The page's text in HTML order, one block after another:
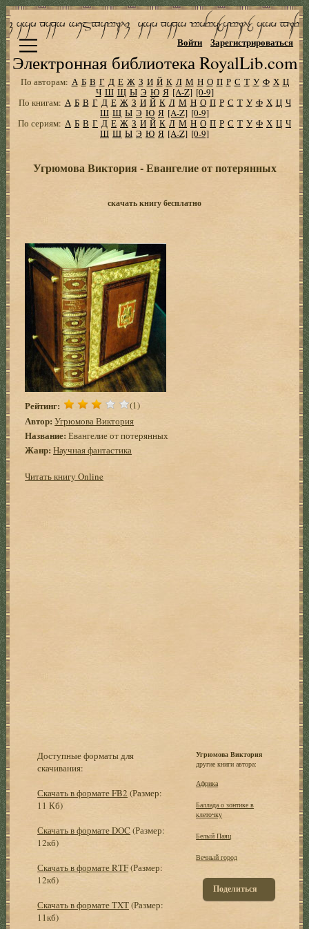
Электронная библиотека RoyalLib.com
Войти Зарегистрироваться
По авторам: А Б В Г Д Е Ж З И Й К Л М Н О П Р С Т У Ф Х Ц
Ч Ш Щ Ы Э Ю Я [A-Z] [0-9]
По книгам: А Б В Г Д Е Ж З И Й К Л М Н О П Р С Т У Ф Х Ц Ч
Ш Щ Ы Э Ю Я [A-Z] [0-9]
По сериям: А Б В Г Д Е Ж З И Й К Л М Н О П Р С Т У Ф Х Ц Ч
Ш Щ Ы Э Ю Я [A-Z] [0-9]
Угрюмова Виктория - Евангелие от потерянных
скачать книгу бесплатно
Рейтинг: (1)
Автор: Угрюмова Виктория
Название: Евангелие от потерянных
Жанр: Научная фантастика
Читать книгу Online
Доступные форматы для
скачивания:
Скачать в формате FB2 (Размер:
11 Кб)
Скачать в формате DOC (Размер:
12кб)
Скачать в формате RTF(Размер:
12кб)
Скачать в формате TXT(Размер:
11кб)
Угрюмова Виктория
другие книги автора:
Африка
Баллада о зонтике в
клеточку
Белый Паяц
Вечный город
Поделиться